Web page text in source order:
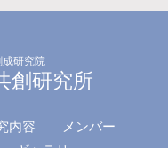
研究院
創研究所
内容
メンバー